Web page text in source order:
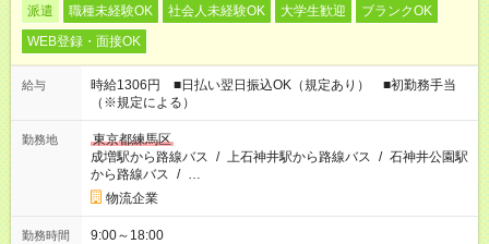
派遣 職種未経験OK 社会人未経験OK 大学生歓迎
ブランクOK
WEB登録・面接OK
給与
時給1306円 ■日払い翌日振込OK（規定あり） ■初勤務手当
（※規定による）
勤務地
東京都練馬区
成増駅から路線バス / 上石神井駅から路線バス / 石神井公園駅
から路線バス / …
物流企業
勤務時間 9:00～18:00